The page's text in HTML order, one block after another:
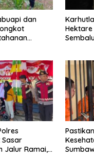
dan
Hektare
Jalur Ramai,